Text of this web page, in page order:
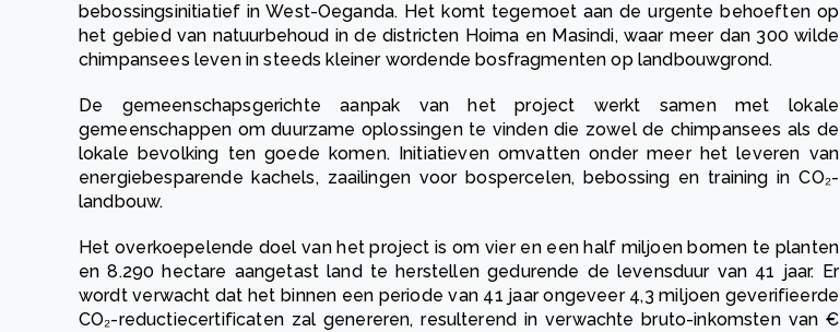
bebossingsinitiatief in West-Oeganda. Het komt tegemoet aan de urgente behoeften op
het gebied van natuurbehoud in de districten Hoima en Masindi, waar meer dan 300 wilde
chimpansees leven in steeds kleiner wordende bosfragmenten op landbouwgrond.
De gemeenschapsgerichte aanpak van het project werkt samen met lokale
gemeenschappen om duurzame oplossingen te vinden die zowel de chimpansees als de
lokale bevolking ten goede komen. Initiatieven omvatten onder meer het leveren van
energiebesparende kachels, zaailingen voor bospercelen, bebossing en training in CO₂-
landbouw.
Het overkoepelende doel van het project is om vier en een half miljoen bomen te planten
en 8.290 hectare aangetast land te herstellen gedurende de levensduur van 41 jaar. Er
wordt verwacht dat het binnen een periode van 41 jaar ongeveer 4,3 miljoen geverifieerde
CO₂-reductiecertificaten zal genereren, resulterend in verwachte bruto-inkomsten van €